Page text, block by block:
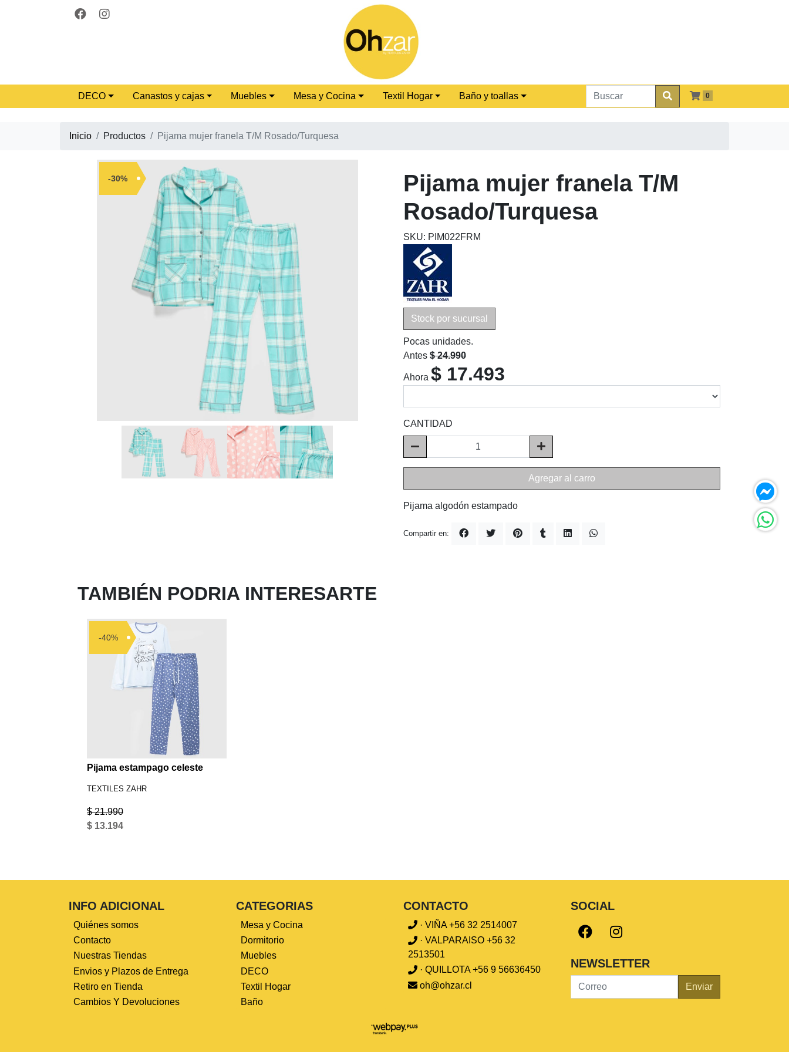
0
DECO Canastos y cajas Muebles Mesa y Cocina Textil Hogar Baño y toallas
Inicio Productos Pijama mujer franela T/M Rosado/Turquesa
-30%
Pijama mujer franela T/M
Rosado/Turquesa
SKU: PIM022FRM
Stock por sucursal
Pocas unidades.
Antes $ 24.990
Ahora $ 17.493
CANTIDAD
Agregar al carro
Pijama algodón estampado
Compartir en:
TAMBIÉN PODRIA INTERESARTE
-40%
Pijama estampago celeste
TEXTILES ZAHR
$ 21.990
$ 13.194
INFO ADICIONAL
Quiénes somos
Contacto
Nuestras Tiendas
Envios y Plazos de Entrega
Retiro en Tienda
Cambios Y Devoluciones
CATEGORIAS
Mesa y Cocina
Dormitorio
Muebles
DECO
Textil Hogar
Baño
CONTACTO
· VIÑA +56 32 2514007
· VALPARAISO +56 32
2513501
· QUILLOTA +56 9 56636450
oh@ohzar.cl
SOCIAL
NEWSLETTER
Enviar